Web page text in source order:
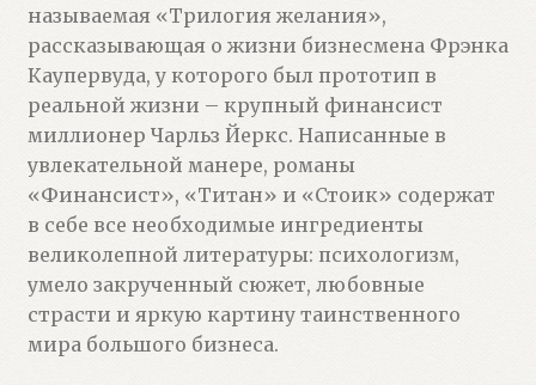
называемая «Трилогия желания»,
рассказывающая о жизни бизнесмена Фрэнка
Каупервуда, у которого был прототип в
реальной жизни – крупный финансист
миллионер Чарльз Йеркс. Написанные в
увлекательной манере, романы
«Финансист», «Титан» и «Стоик» содержат
в себе все необходимые ингредиенты
великолепной литературы: психологизм,
умело закрученный сюжет, любовные
страсти и яркую картину таинственного
мира большого бизнеса.